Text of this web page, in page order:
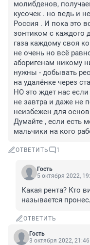
молибденов,
кусочек . но ведь и
Россия . И пока это
зонтиком с каждого
газа каждому своя
не очень но всё
аборигенам никому
нужны - добывать
на удалёнке через
НО это ждет нас
не завтра и даже не
неизбежен для
Думайте , если есть
мальчики на кого
ОТВЕТИТЬ 1
Гость
5 октября 2022,
Какая рента? Кто
называется
ОТВЕТИТЬ
Гость
3 октября 2022, 21:46